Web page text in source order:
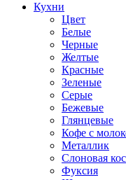
Кухни
Цвет
Белые
Черные
Желтые
Красные
Зеленые
Серые
Бежевые
Глянцевые
Кофе с
Металлик
Слоновая
Фуксия